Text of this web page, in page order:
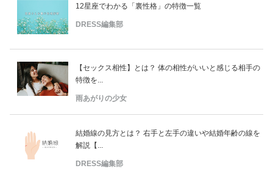
12星座でわかる「裏性格」の特徴一覧
DRESS編集部
【セックス相性】とは？ 体の相性がいいと感じる相手の
特徴を...
雨あがりの少女
結婚線の見方とは？ 右手と左手の違いや結婚年齢の線を
解説【...
DRESS編集部